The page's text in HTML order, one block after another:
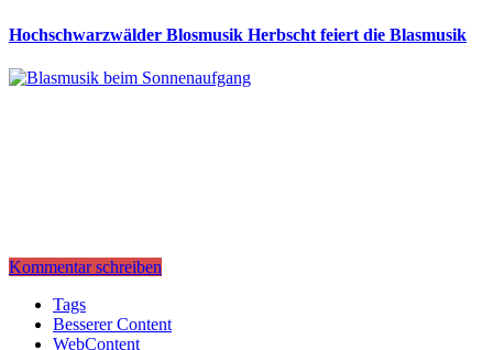
Hochschwarzwälder Blosmusik Herbscht feiert die Blasmusik
Kommentar schreiben
Tags
Besserer Content
WebContent